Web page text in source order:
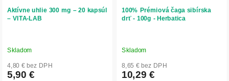
d
u
o
v
Aktívne uhlie 300 mg – 20 kapsúl
– VITA-LAB
Skladom
4,80 € bez DPH
5,90 €
100% Prémiová čaga sibírska
drť - 100g - Herbatica
Skladom
8,65 € bez DPH
10,29 €